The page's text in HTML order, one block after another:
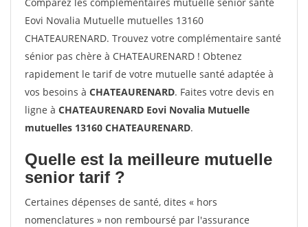
Eovi Novalia Mutuelle mutuelles 13160
CHATEAURENARD. Trouvez votre complémentaire santé
sénior pas chère à CHATEAURENARD ! Obtenez
rapidement le tarif de votre mutuelle santé adaptée à
vos besoins à CHATEAURENARD. Faites votre devis en
ligne à CHATEAURENARD Eovi Novalia Mutuelle
mutuelles 13160 CHATEAURENARD.
Quelle est la meilleure mutuelle
senior tarif ?
Certaines dépenses de santé, dites « hors
nomenclatures » non remboursé par l'assurance